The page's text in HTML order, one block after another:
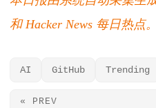
和 Hacker News 每日热点。
AI GitHub Trending
« PREV